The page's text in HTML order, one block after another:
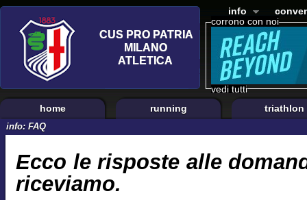
corrono con noi
vedi tutti
info
home running triathlon
info: FAQ
Ecco le risposte alle
riceviamo.